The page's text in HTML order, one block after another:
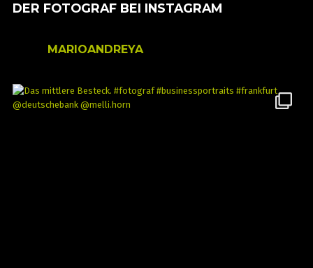
DER FOTOGRAF BEI INSTAGRAM
MARIOANDREYA